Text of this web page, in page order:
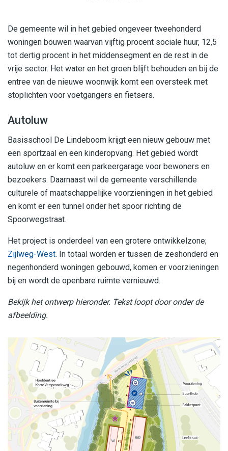
De gemeente wil in het gebied ongeveer tweehonderd
woningen bouwen waarvan vijftig procent sociale huur, 12,5
tot dertig procent in het middensegment en de rest in de
vrije sector. Het water en het groen blijft behouden en bij de
entree van de nieuwe woonwijk komt een oversteek met
stoplichten voor voetgangers en fietsers.
Autoluw
Basisschool De Lindeboom krijgt een nieuw gebouw met
een sportzaal en een kinderopvang. Het gebied wordt
autoluw en er komt een parkeergarage voor bewoners en
bezoekers. Daarnaast wil de gemeente verschillende
culturele of maatschappelijke voorzieningen in het gebied
en komt er een tunnel onder het spoor richting de
Spoorwegstraat.
Het project is onderdeel van een grotere ontwikkelzone;
Zijlweg-West. In totaal worden er tussen de zeshonderd en
negenhonderd woningen gebouwd, komen er voorzieningen
bij en wordt de openbare ruimte vernieuwd.
Bekijk het ontwerp hieronder. Tekst loopt door onder de
afbeelding.